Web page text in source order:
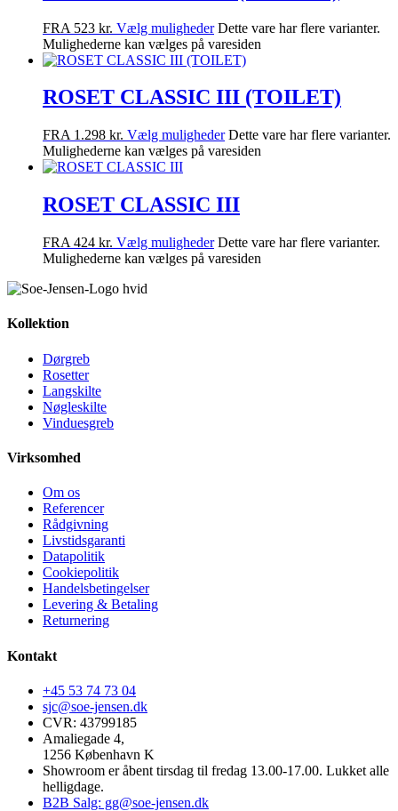
FRA 523 kr. Vælg muligheder Dette vare har flere varianter.
Mulighederne kan vælges på varesiden
ROSET CLASSIC III (TOILET)
FRA 1.298 kr. Vælg muligheder Dette vare har flere varianter.
Mulighederne kan vælges på varesiden
ROSET CLASSIC III
FRA 424 kr. Vælg muligheder Dette vare har flere varianter.
Mulighederne kan vælges på varesiden
Kollektion
Dørgreb
Rosetter
Langskilte
Nøgleskilte
Vinduesgreb
Virksomhed
Om os
Referencer
Rådgivning
Livstidsgaranti
Datapolitik
Cookiepolitik
Handelsbetingelser
Levering & Betaling
Returnering
Kontakt
+45 53 74 73 04
sjc@soe-jensen.dk
CVR: 43799185
Amaliegade 4,
1256 København K
Showroom er åbent tirsdag til fredag 13.00-17.00. Lukket alle
helligdage.
B2B Salg: gg@soe-jensen.dk